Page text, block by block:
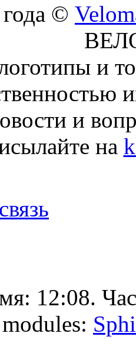
©
и
и
на
12:08.